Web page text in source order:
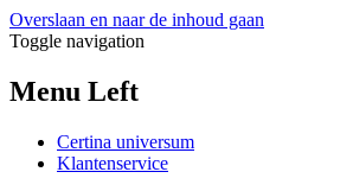
Overslaan en naar de inhoud gaan
Toggle navigation
Menu Left
Certina universum
Klantenservice